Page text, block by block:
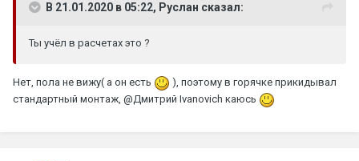
В 21.01.2020 в 05:22, Руслан сказал:
Ты учёл в расчетах это ?
Нет, пола не вижу( а он есть ), поэтому в горячке прикидывал
стандартный монтаж, @Дмитрий Ivanovich каюсь